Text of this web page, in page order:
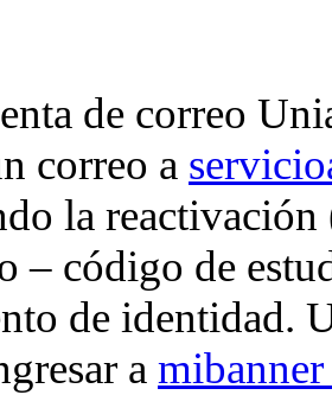
de correo
correo a
la
– código de
de identidad.
a